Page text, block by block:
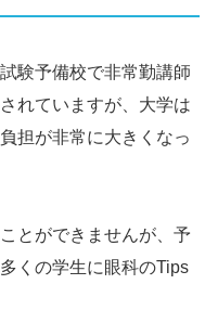
験予備校で非常勤講師
れていますが、大学は
担が非常に大きくなっ
とができませんが、予
くの学生に眼科のTips